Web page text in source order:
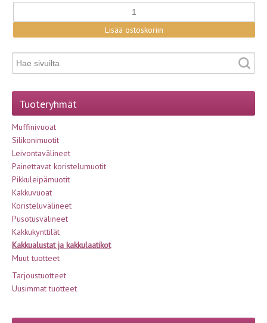
Tuoteryhmät
Muffinivuoat
Silikonimuotit
Leivontavälineet
Painettavat koristelumuotit
Pikkuleipämuotit
Kakkuvuoat
Koristeluvälineet
Pusotusvälineet
Kakkukynttilät
Kakkualustat ja kakkulaatikot
Muut tuotteet
Tarjoustuotteet
Uusimmat tuotteet